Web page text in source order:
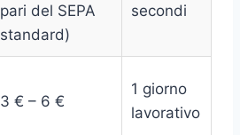
pari del SEPA
standard)
secondi
3 € – 6 €
1 giorno
lavorativo